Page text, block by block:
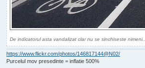
De indicatorul asta vandalizat clar nu se sinchiseste nimeni...
https://www.flickr.com/photos/146817144@N02/
Purcelul mov presedinte = inflatie 500%